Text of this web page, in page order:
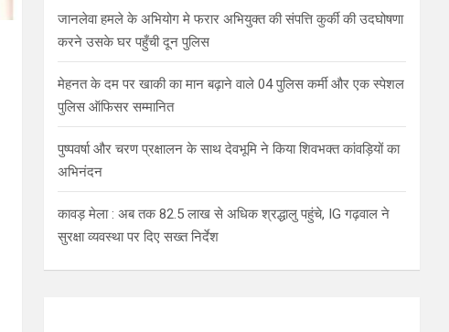
जानलेवा हमले के अभियोग मे फरार अभियुक्त की संपत्ति कुर्की की उदघोषणा
करने उसके घर पहुँची दून पुलिस
मेहनत के दम पर खाकी का मान बढ़ाने वाले 04 पुलिस कर्मी और एक स्पेशल
पुलिस ऑफिसर सम्मानित
पुष्पवर्षा और चरण प्रक्षालन के साथ देवभूमि ने किया शिवभक्त कांवड़ियों का
अभिनंदन
कावड़ मेला : अब तक 82.5 लाख से अधिक श्रद्धालु पहुंचे, IG गढ़वाल ने
सुरक्षा व्यवस्था पर दिए सख्त निर्देश